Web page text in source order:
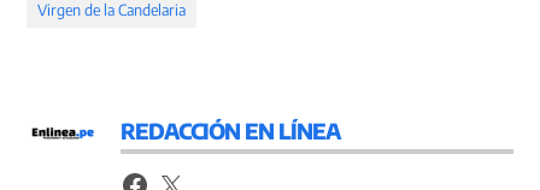
Virgen de la Candelaria
REDACCIÓN EN LÍNEA